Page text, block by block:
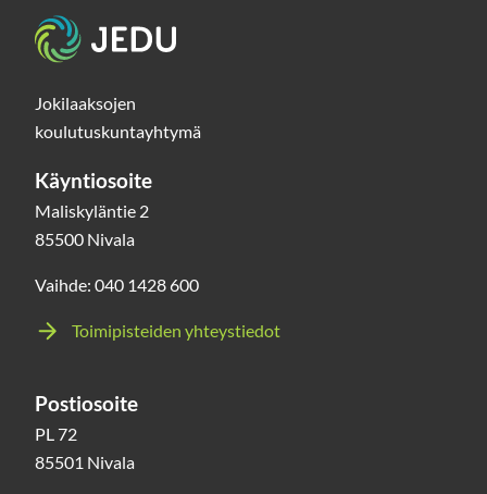
Etusivu
Jokilaaksojen
koulutuskuntayhtymä
Käyntiosoite
Maliskyläntie 2
85500 Nivala
Vaihde: 040 1428 600
Toimipisteiden yhteystiedot
Postiosoite
PL 72
85501 Nivala